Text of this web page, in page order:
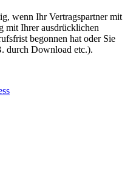
wenn Ihr Vertragspartner mit
mit Ihrer ausdrücklichen
begonnen hat oder Sie
durch Download etc.).